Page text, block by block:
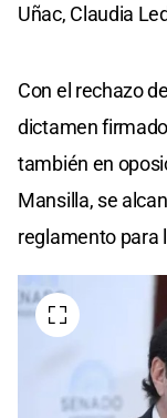
Uñac, Claudia
Con el rechazo
dictamen
también en
Mansilla, se
reglamento para